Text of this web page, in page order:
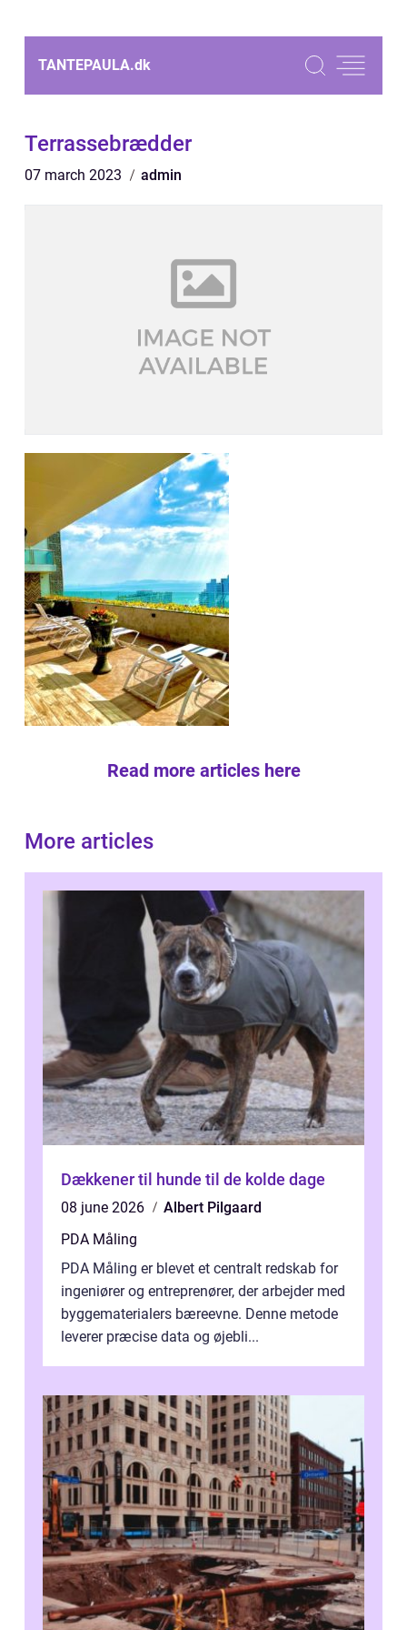
TANTEPAULA.dk
Terrassebrædder
07 march 2023 admin
Read more articles here
More articles
Dækkener til hunde til de kolde dage
08 june 2026
Albert Pilgaard
PDA Måling
PDA Måling er blevet et centralt redskab for
ingeniører og entreprenører, der arbejder med
byggematerialers bæreevne. Denne metode
leverer præcise data og øjebli...